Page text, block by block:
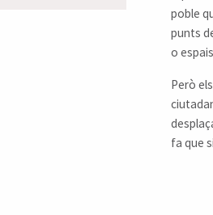
poble
punts
o
Però
fa que